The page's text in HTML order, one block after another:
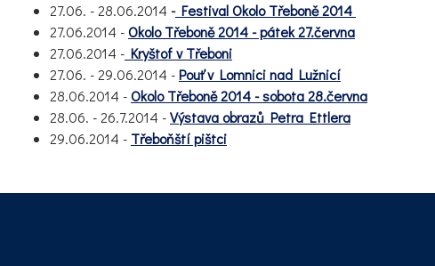
27.06. - 28.06.2014 -Festival Okolo Třeboně 2014
27.06.2014 -Okolo Třeboně 2014 - pátek 27.června
27.06.2014 - Kryštof v Třeboni
27.06. - 29.06.2014 -Pouť v Lomnici nad Lužnicí
28.06.2014 -Okolo Třeboně 2014 - sobota 28.června
28.06. - 26.7.2014 -Výstava obrazů Petra Ettlera
29.06.2014 - Třeboňští pištci